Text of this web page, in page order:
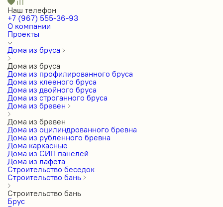
Наш телефон
+7 (967) 555-36-93
О компании
Проекты
Дома из бруса
Дома из бруса
Дома из профилированного бруса
Дома из клееного бруса
Дома из двойного бруса
Дома из строганного бруса
Дома из бревен
Дома из бревен
Дома из оцилиндрованного бревна
Дома из рубленного бревна
Дома каркасные
Дома из СИП панелей
Дома из лафета
Строительство беседок
Строительство бань
Строительство бань
Брус